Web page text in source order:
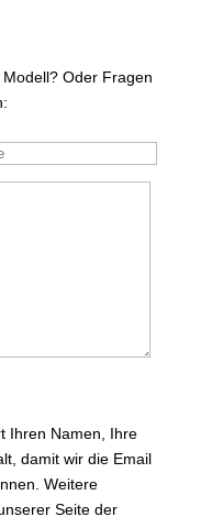
Oder Fragen
Ihren Namen, Ihre
damit wir die Email
Weitere
Seite der